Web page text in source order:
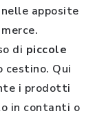
apposite
di piccole
cestino. Qui
i prodotti
in contanti o